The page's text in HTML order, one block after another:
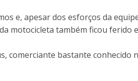
e, apesar dos esforços da
motocicleta também ficou ferido
comerciante bastante conhecido